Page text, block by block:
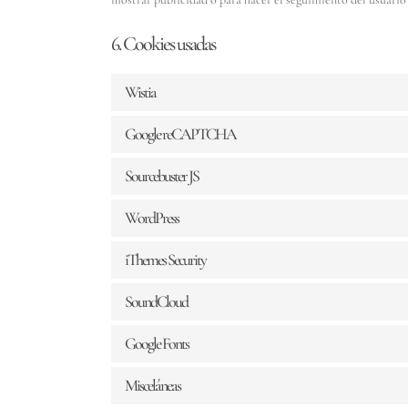
6. Cookies usadas
Wistia
Google reCAPTCHA
Sourcebuster JS
WordPress
iThemes Security
SoundCloud
Google Fonts
Misceláneas